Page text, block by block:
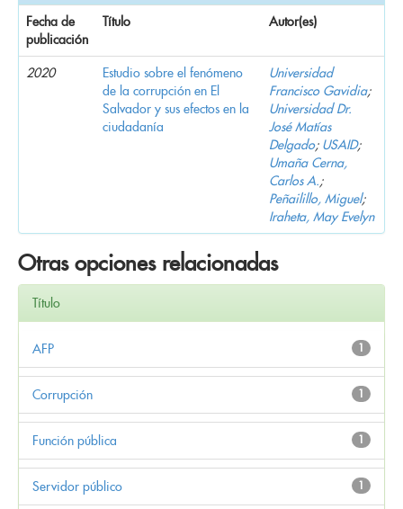
Fecha de
publicación
Título Autor(es)
2020
Estudio sobre el fenómeno
de la corrupción en El
Salvador y sus efectos en la
ciudadanía
Universidad
Francisco Gavidia;
Universidad Dr.
José Matías
Delgado; USAID;
Umaña Cerna,
Carlos A.;
Peñailillo, Miguel;
Iraheta, May Evelyn
Otras opciones relacionadas
Título
1
AFP
1
Corrupción
1
Función pública
1
Servidor público